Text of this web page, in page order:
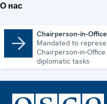
О нас
Chairperson-in-
Mandated to
Chairperson-in-
diplomatic tasks